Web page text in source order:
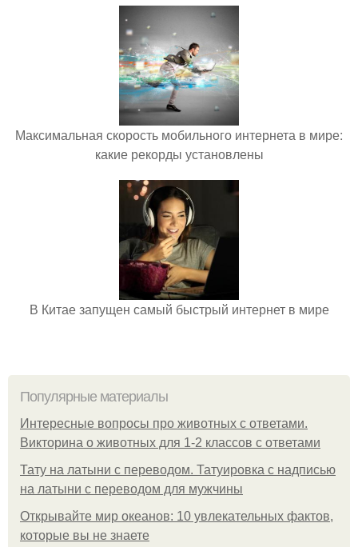
Максимальная скорость мобильного интернета в мире:
какие рекорды установлены
В Китае запущен самый быстрый интернет в мире
Популярные материалы
Интересные вопросы про животных с ответами.
Викторина о животных для 1-2 классов с ответами
Тату на латыни с переводом. Татуировка с надписью
на латыни с переводом для мужчины
Открывайте мир океанов: 10 увлекательных фактов,
которые вы не знаете